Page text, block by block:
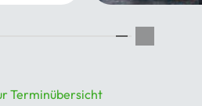
Yoga
Terminübersicht